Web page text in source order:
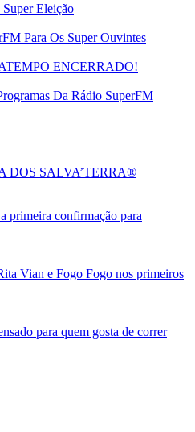
Eleição
Para Os Super Ouvintes
ENCERRADO!
Da Rádio SuperFM
DOS SALVA’TERRA®
primeira confirmação para
Vian e Fogo Fogo nos primeiros
para quem gosta de correr